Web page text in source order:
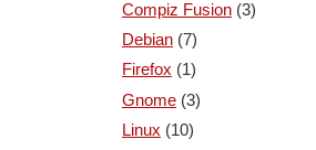
Compiz Fusion(3)
Debian(7)
Firefox (1)
Gnome(3)
Linux (10)